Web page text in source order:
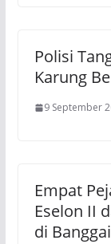
Polisi
Karung
9 September
Empat
Eselon II
di